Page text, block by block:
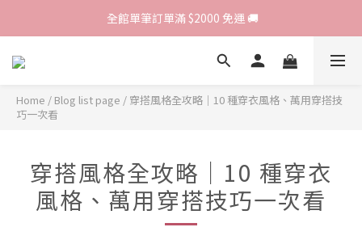
歡迎光臨 RED HOUSE! 新客註冊會員即贈$200購物金 ♥
全館單筆訂單滿 $2000 免運 🚚
歡迎光臨 RED HOUSE! 新客註冊會員即贈$200購物金 ♥
Home / Blog list page / 穿搭風格全攻略｜10 種穿衣風格、萬用穿搭技
巧一次看
穿搭風格全攻略｜10 種穿衣
風格、萬用穿搭技巧一次看